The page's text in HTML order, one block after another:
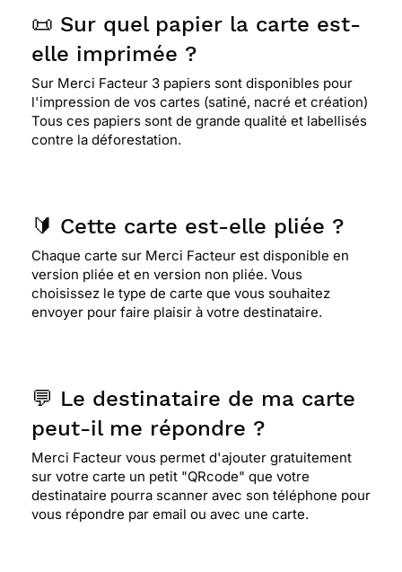
📜 Sur quel papier la carte est-
elle imprimée ?
Sur Merci Facteur 3 papiers sont disponibles pour
l'impression de vos cartes (satiné, nacré et création)
Tous ces papiers sont de grande qualité et labellisés
contre la déforestation.
🔰 Cette carte est-elle pliée ?
Chaque carte sur Merci Facteur est disponible en
version pliée et en version non pliée. Vous
choisissez le type de carte que vous souhaitez
envoyer pour faire plaisir à votre destinataire.
💬 Le destinataire de ma carte
peut-il me répondre ?
Merci Facteur vous permet d'ajouter gratuitement
sur votre carte un petit "QRcode" que votre
destinataire pourra scanner avec son téléphone pour
vous répondre par email ou avec une carte.